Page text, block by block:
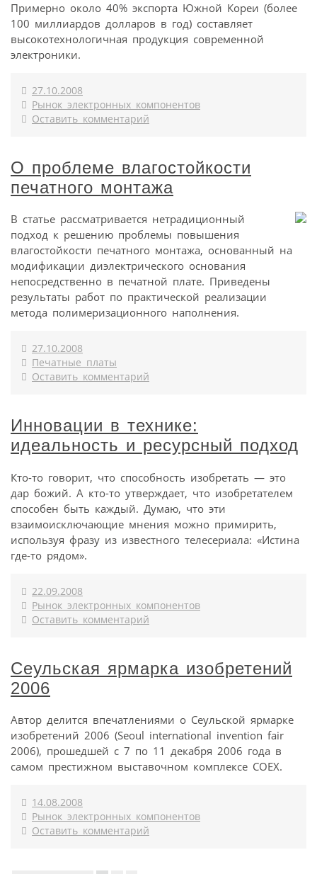
Примерно около 40% экспорта Южной Кореи (более
100 миллиардов долларов в год) составляет
высокотехнологичная продукция современной
электроники.
27.10.2008
Рынок электронных компонентов
Оставить комментарий
О проблеме влагостойкости
печатного монтажа
В статье рассматривается нетрадиционный
подход к решению проблемы повышения
влагостойкости печатного монтажа, основанный на
модификации диэлектрического основания
непосредственно в печатной плате. Приведены
результаты работ по практической реализации
метода полимеризационного наполнения.
27.10.2008
Печатные платы
Оставить комментарий
Инновации в технике:
идеальность и ресурсный подход
Кто-то говорит, что способность изобретать — это
дар божий. А кто-то утверждает, что изобретателем
способен быть каждый. Думаю, что эти
взаимоисключающие мнения можно примирить,
используя фразу из известного телесериала: «Истина
где-то рядом».
22.09.2008
Рынок электронных компонентов
Оставить комментарий
Сеульская ярмарка изобретений
2006
Автор делится впечатлениями о Сеульской ярмарке
изобретений 2006 (Seoul international invention fair
2006), прошедшей с 7 по 11 декабря 2006 года в
самом престижном выставочном комплексе COEX.
14.08.2008
Рынок электронных компонентов
Оставить комментарий